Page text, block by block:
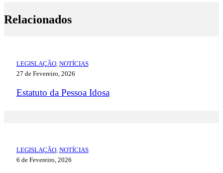
Relacionados
LEGISLAÇÃO, NOTÍCIAS
27 de Fevereiro, 2026
Estatuto da Pessoa Idosa
LEGISLAÇÃO, NOTÍCIAS
6 de Fevereiro, 2026